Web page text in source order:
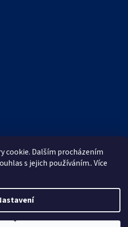
cookie. Dalším procházením
s jejich používáním.. Více
Vytvořil Shoptet